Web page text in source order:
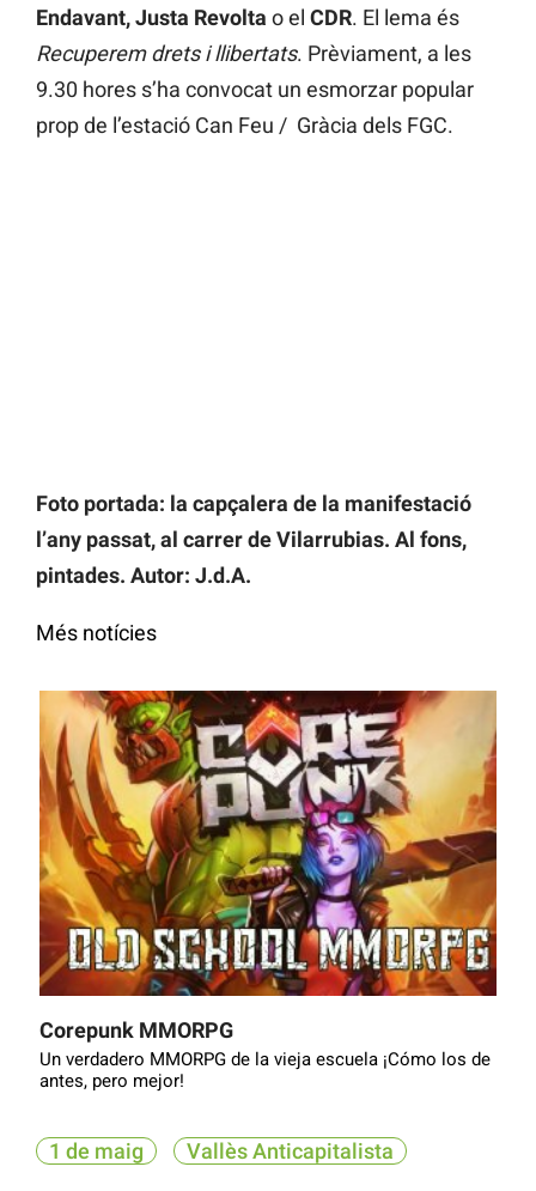
Endavant, Justa Revolta o el CDR. El lema és
Recuperem drets i llibertats. Prèviament, a les
9.30 hores s’ha convocat un esmorzar popular
prop de l’estació Can Feu / Gràcia dels FGC.
Foto portada: la capçalera de la manifestació
l’any passat, al carrer de Vilarrubias. Al fons,
pintades. Autor: J.d.A.
Més notícies
Corepunk MMORPG
Un verdadero MMORPG de la vieja escuela ¡Cómo los de
antes, pero mejor!
1 de maig Vallès Anticapitalista